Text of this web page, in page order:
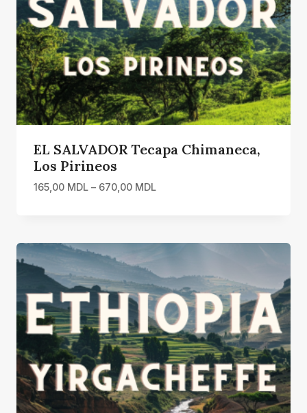
EL SALVADOR Tecapa Chimaneca,
Los Pirineos
165,00 MDL – 670,00 MDLInterval
până
670,00 MDL